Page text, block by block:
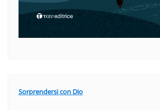
Sorprendersi con Dio